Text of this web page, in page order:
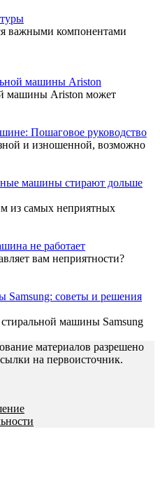
важными компонентами
машины Ariston
машины Ariston может
Пошаговое руководство
и изношенной, возможно
машины стирают дольше
из самых неприятных
не работает
вам неприятности?
советы и решения
машины Samsung
материалов разрешено
на первоисточник.